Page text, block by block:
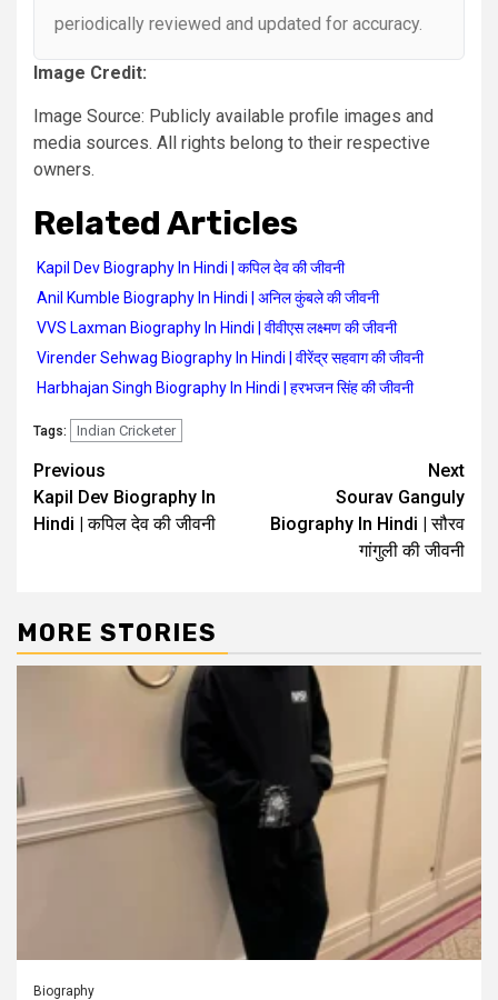
periodically reviewed and updated for accuracy.
Image Credit:
Image Source: Publicly available profile images and
media sources. All rights belong to their respective
owners.
Related Articles
Kapil Dev Biography In Hindi | कपिल देव की जीवनी
Anil Kumble Biography In Hindi | अनिल कुंबले की जीवनी
VVS Laxman Biography In Hindi | वीवीएस लक्ष्मण की जीवनी
Virender Sehwag Biography In Hindi | वीरेंद्र सहवाग की जीवनी
Harbhajan Singh Biography In Hindi | हरभजन सिंह की जीवनी
Tags: Indian Cricketer
Previous
Kapil Dev Biography In
Hindi | कपिल देव की जीवनी
Next
Sourav Ganguly
Biography In Hindi | सौरव
गांगुली की जीवनी
MORE STORIES
Biography